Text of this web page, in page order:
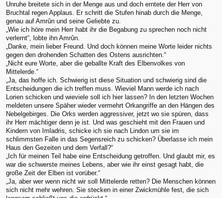
Unruhe breitete sich in der Menge aus und doch erntete der Herr von
Bruchtal regen Applaus. Er schritt die Stufen hinab durch die Menge,
genau auf Amrûn und seine Geliebte zu.
„Wie ich höre mein Herr habt ihr die Begabung zu sprechen noch nicht
verlernt“, lobte ihn Amrûn.
„Danke, mein lieber Freund. Und doch können meine Worte leider nichts
gegen den drohenden Schatten des Ostens ausrichten.“
„Nicht eure Worte, aber die geballte Kraft des Elbenvolkes von
Mittelerde.“
„Ja, das hoffe ich. Schwierig ist diese Situation und schwierig sind die
Entscheidungen die ich treffen muss. Wieviel Mann werde ich nach
Lorien schicken und wieviele soll ich hier lassen? In den letzten Wochen
meldeten unsere Späher wieder vermehrt Orkangriffe an den Hängen des
Nebelgebirges. Die Orks werden aggressiver, jetzt wo sie spüren, dass
ihr Herr mächtiger denn je ist. Und was geschieht mit den Frauen und
Kindern von Imladris, schicke ich sie nach Lindon um sie im
schlimmsten Falle in das Segensreich zu schicken? Überlasse ich mein
Haus den Gezeiten und dem Verfall?“
„Ich für meinen Teil habe eine Entscheidung getroffen. Und glaubt mir, es
war die schwerste meines Lebens, aber wie ihr einst gesagt habt, die
große Zeit der Elben ist vorüber.“
„Ja, aber wer wenn nicht wir soll Mittelerde retten? Die Menschen können
sich nicht mehr wehren. Sie stecken in einer Zwickmühle fest, die sich